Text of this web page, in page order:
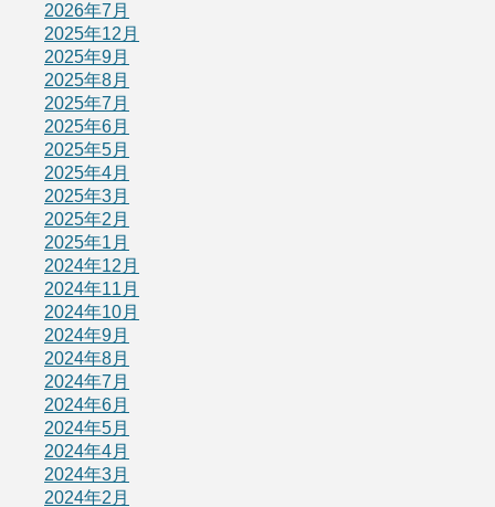
2026年7月
2025年12月
2025年9月
2025年8月
2025年7月
2025年6月
2025年5月
2025年4月
2025年3月
2025年2月
2025年1月
2024年12月
2024年11月
2024年10月
2024年9月
2024年8月
2024年7月
2024年6月
2024年5月
2024年4月
2024年3月
2024年2月